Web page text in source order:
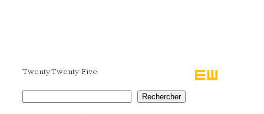
Twenty Twenty-Five
Rechercher Rechercher